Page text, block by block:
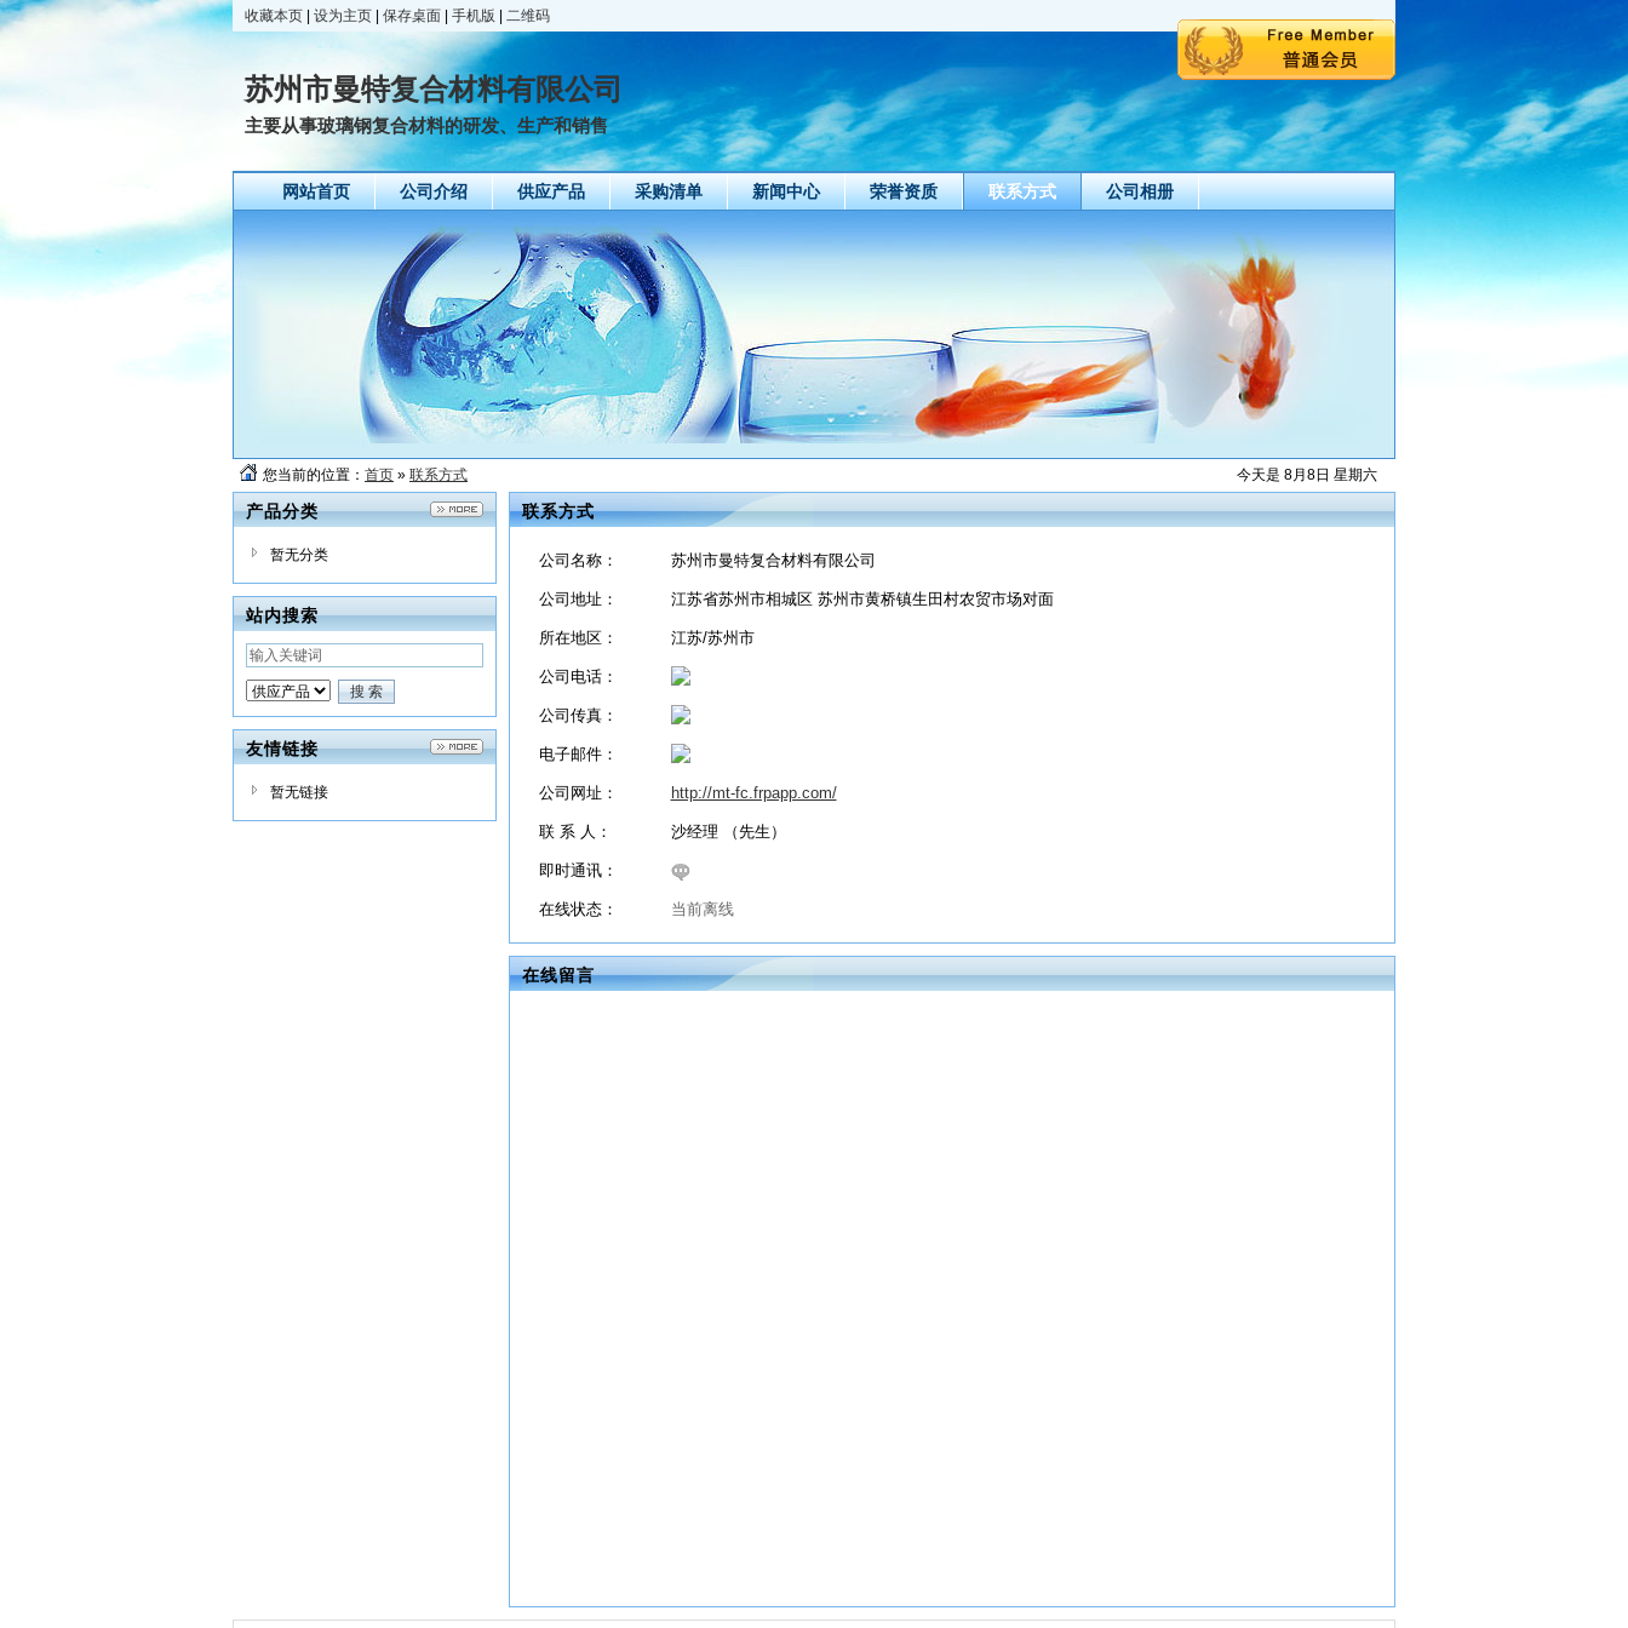
收藏本页 设为主页 保存桌面 手机版 二维码
苏州市曼特复合材料有限公司
主要从事玻璃钢复合材料的研发、生产和销售
网站首页 公司介绍 供应产品 采购清单 新闻中心 荣誉资质 联系方式 公司相册
今天是 8月8日 星期六
您当前的位置： 首页 » 联系方式
产品分类
暂无分类
站内搜索
友情链接
暂无链接
联系方式
公司名称： 苏州市曼特复合材料有限公司
公司地址： 江苏省苏州市相城区 苏州市黄桥镇生田村农贸市场对面
所在地区： 江苏/苏州市
公司电话：
公司传真：
电子邮件：
公司网址： http://mt-fc.frpapp.com/
联 系 人： 沙经理 （先生）
即时通讯：
在线状态： 当前离线
在线留言